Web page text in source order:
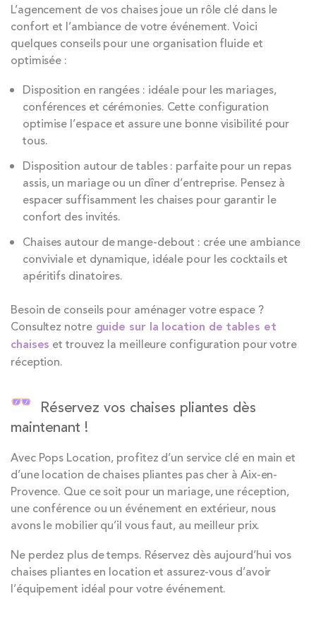
L’agencement de vos chaises joue un rôle clé dans le
confort et l’ambiance de votre événement. Voici
quelques conseils pour une organisation fluide et
optimisée :
Disposition en rangées : idéale pour les mariages,
conférences et cérémonies. Cette configuration
optimise l’espace et assure une bonne visibilité pour
tous.
Disposition autour de tables : parfaite pour un repas
assis, un mariage ou un dîner d’entreprise. Pensez à
espacer suffisamment les chaises pour garantir le
confort des invités.
Chaises autour de mange-debout : crée une ambiance
conviviale et dynamique, idéale pour les cocktails et
apéritifs dinatoires.
Besoin de conseils pour aménager votre espace ?
Consultez notre guide sur la location de tables et
chaises et trouvez la meilleure configuration pour votre
réception.
Réservez vos chaises pliantes dès
maintenant !
Avec Pops Location, profitez d’un service clé en main et
d’une location de chaises pliantes pas cher à Aix-en-
Provence. Que ce soit pour un mariage, une réception,
une conférence ou un événement en extérieur, nous
avons le mobilier qu’il vous faut, au meilleur prix.
Ne perdez plus de temps. Réservez dès aujourd’hui vos
chaises pliantes en location et assurez-vous d’avoir
l’équipement idéal pour votre événement.